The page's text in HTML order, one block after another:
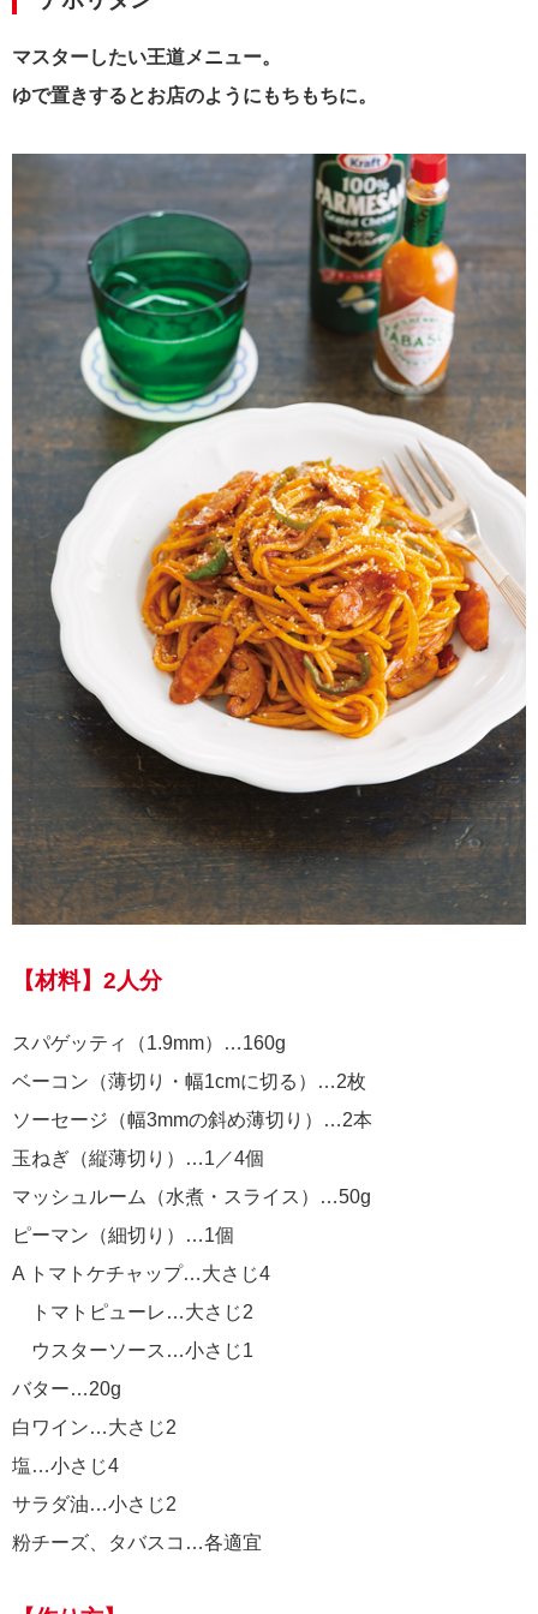
マスターしたい王道メニュー。
ゆで置きするとお店のようにもちもちに。
【材料】2人分
スパゲッティ（1.9mm）…160g
ベーコン（薄切り・幅1cmに切る）…2枚
ソーセージ（幅3mmの斜め薄切り）…2本
玉ねぎ（縦薄切り）…1／4個
マッシュルーム（水煮・スライス）…50g
ピーマン（細切り）…1個
A トマトケチャップ…大さじ4
トマトピューレ…大さじ2
ウスターソース…小さじ1
バター…20g
白ワイン…大さじ2
塩…小さじ4
サラダ油…小さじ2
粉チーズ、タバスコ…各適宜